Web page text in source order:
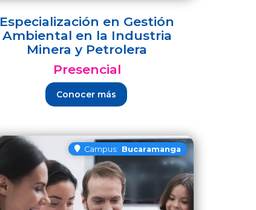
Especialización en Gestión
Ambiental en la Industria
Minera y Petrolera
Presencial
Conocer más
Campus: Bucaramanga